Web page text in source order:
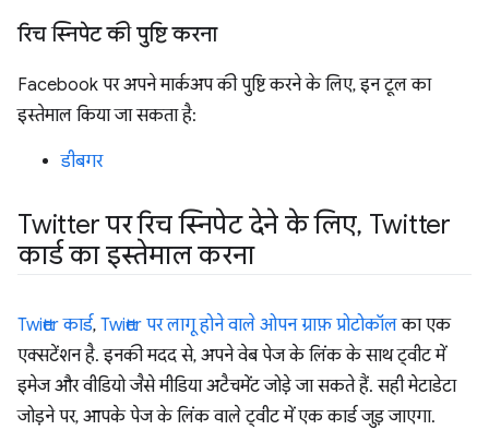
रिच स्निपेट की पुष्टि करना
Facebook पर अपने मार्कअप की पुष्टि करने के लिए, इन टूल का
इस्तेमाल किया जा सकता है:
डीबगर
Twitter पर रिच स्निपेट देने के लिए, Twitter
कार्ड का इस्तेमाल करना
Twitter कार्ड, Twitter पर लागू होने वाले ओपन ग्राफ़ प्रोटोकॉलका एक
एक्सटेंशन है. इनकी मदद से, अपने वेब पेज के लिंक के साथ ट्वीट में
इमेज और वीडियो जैसे मीडिया अटैचमेंट जोड़े जा सकते हैं. सही मेटाडेटा
जोड़ने पर, आपके पेज के लिंक वाले ट्वीट में एक कार्ड जुड़ जाएगा.